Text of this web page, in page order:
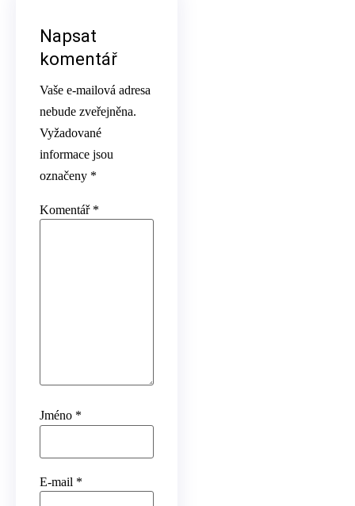
Napsat
komentář
Vaše e-mailová adresa
nebude zveřejněna.
Vyžadované
informace jsou
označeny *
Komentář *
Jméno *
E-mail *